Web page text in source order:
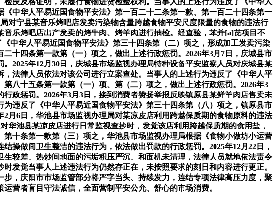
疫及格证明，未履行食物进货检验权利。当事人的上述行为违反了《中华人
中华人平易近国食物平安法》第一百二十二条第一款、第一百二十四条第一
对宁县某音乐烤吧店发卖污染物含量跨越食物平安尺度限量的食物的违法行
乐烤吧店出产发卖的烤牛肉、烤羊肉进行抽检。经查验，苯并[a]芘项目不
中华人平易近国食物平安法》第三十四条第（二）项之，形成加工发卖污染
十四条第一款第（一）项之，做出上述行政惩罚。2026年3月7日，庆城县市
2025年12月30日，庆城县市场监视办理局特种设备平安监察人员对庆城县某
法律人员依法对该公司进行立案查处。当事人的上述行为违反了《中华人平
八十五条第一款第（一）项、第（二）项之，做出上述行政惩罚。2026年3
政惩罚。2026年3月3日，接到消费者赞扬举报反映镇原县某鲜羊肉店售卖未
违反了《中华人平易近国食物平安法》第三十四条第（八）项之，镇原县市
月6日，华池县市场监视办理局对某凉皮店利用跨越保质期的食物原料的违法
华池县某凉皮店进行日常监视查抄时，发觉该店利用跨越保质期的食用盐，
十条第一款第（三）项之，华池县市场监视办理局根据《食物小做坊小运营
操做间卫生整洁的违法行为，依法做出罚款的行政惩罚。2025年12月22日，
较差、热炒间地面的污垢积压严沉、和面机未清理，法律人员就地依法责令
发觉当事人上述违法行为仍然存正在，未按照要求的刻日和内容进行更正。
，庆阳市市场监管部分将严字当头、持续发力，连结专项法律高压力度，聚
营者盲目守法诚信，全面营制平安公允、舒心的市场消费。